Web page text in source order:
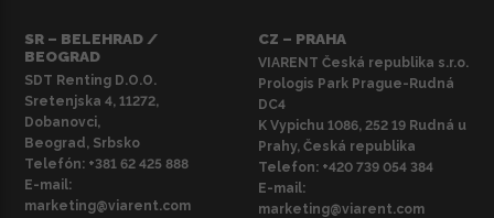
SR – BELEHRAD /
BEOGRAD
SDT Renting D.O.O.
Sretenjska 4, 11272,
Dobanovci,
Beograd, Srbsko
Telefón: +381 62 425 888
E-mail:
marketing@viarent.com
CZ – PRAHA
VIARENT Česká republika s.r.o.
Prologis Park Prague-Rudná
DC4
K Vypichu 1086, 252 19 Rudná u
Prahy, Česká republika
Telefon: +420 739 054 384
E-mail:
marketing@viarent.com